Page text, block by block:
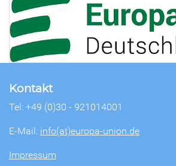
Kontakt
Tel: +49 (0)30 - 921014001
E-Mail: info(at)europa-union.de
Impressum